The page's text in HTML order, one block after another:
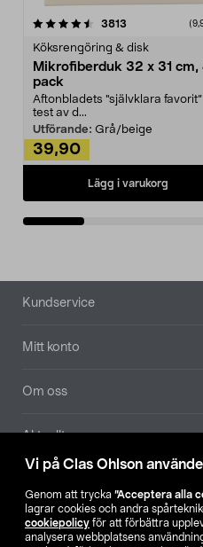
Vi på Clas Ohlson
Genom att trycka ”Acceptera alla
lagrar cookies och andra
cookiepolicy för att förbättra
analysera webbplatsens
3813
Köksrengöring & disk
Mikrofiberduk 32 x 31 cm,
pack
Aftonbladets "självklara favorit”
test av d...
Utförande: Grå/beige
39,90
Lägg i varukorg
4.0av 5 stjärnor
Sidfot
Kundservice
Mitt konto
Om oss
Aktuellt